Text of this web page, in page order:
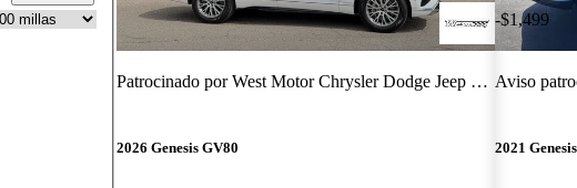
Patrocinado porWest Motor Chrysler Dodge Jeep Ram
2026 Genesis GV80
-$1,499
Aviso
2021